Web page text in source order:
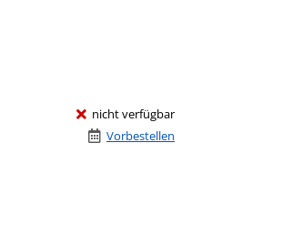
nicht verfügbar
Vorbestellen